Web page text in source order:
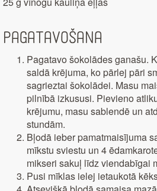
Pagatavošana
Pagatavo šokolādes ganašu.
saldā krējuma, ko pārlej pāri
sagrieztai šokolādei. Masu
pilnībā izkususi. Pievieno
krējumu, masu sablendē un
stundām.
Bļodā ieber pamatmaisījuma
mīkstu sviestu un 4
mikseri sakuļ līdz viendabīgai
Pusi mīklas ielej ietaukotā